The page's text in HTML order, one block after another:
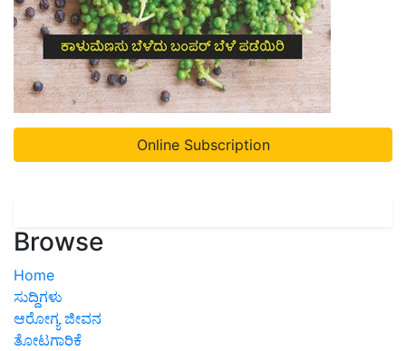
Online Subscription
Browse
Home
ಸುದ್ದಿಗಳು
ಆರೋಗ್ಯ ಜೀವನ
ತೋಟಗಾರಿಕೆ